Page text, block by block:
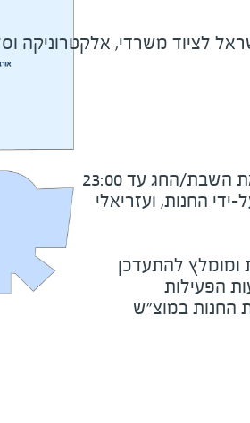
וסלולאר. לחברה וותק, ניסיון ומומחיות של 90 שנה בתחום
החג עד 23:00
החנות, ועזריאלי
ומומלץ להתעדכן
הפעילות
החנות במוצ"ש